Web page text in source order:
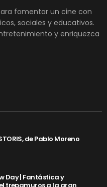
fomentar un cine con
sociales y educativos.
y enriquezca
de Pablo Moreno
Day | Fantástica y